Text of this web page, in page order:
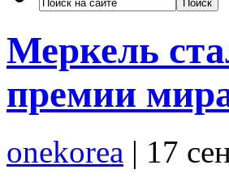
Меркель
премии
onekorea | 17